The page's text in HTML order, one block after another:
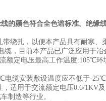
的颜色符合全色谱标准。绝缘
绕扎，以便本产品具有耐寒、
缆，目前本产品已广泛应用于冶
定电压最高工作温度:105℃环
缆安装敷设温度应不低于-25℃
适用于交流额定电压0.6/1KV
制造等行业。